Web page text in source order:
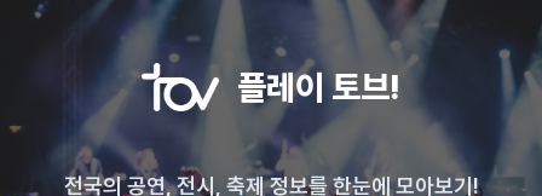
플레이 토브!
전국의 공연, 전시, 축제 정보를 한눈에 모아보기!